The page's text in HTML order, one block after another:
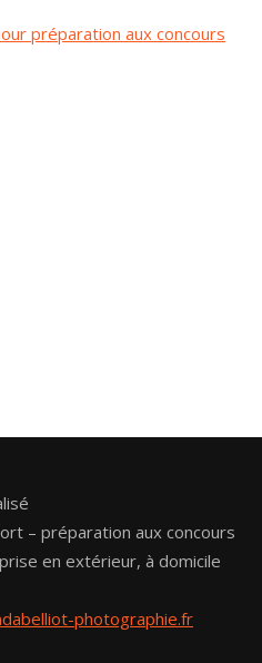
préparation aux concours
– préparation aux concours
en extérieur, à domicile
photographie.fr